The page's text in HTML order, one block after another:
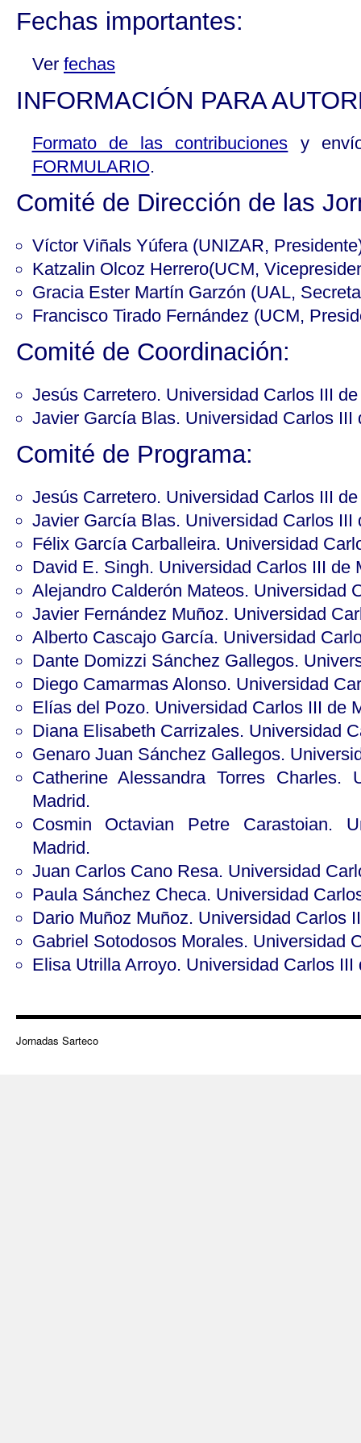
Fechas importantes:
Ver fechas
INFORMACIÓN PARA
Formato de las contribuciones y
FORMULARIO.
Comité de Dirección de las
Víctor Viñals Yúfera (UNIZAR,
Katzalin Olcoz Herrero(UCM,
Gracia Ester Martín Garzón (UAL,
Francisco Tirado Fernández (UCM,
Comité de Coordinación:
Jesús Carretero. Universidad Carlos III
Javier García Blas. Universidad Carlos III
Comité de Programa:
Jesús Carretero. Universidad Carlos III
Javier García Blas. Universidad Carlos III
Félix García Carballeira. Universidad
David E. Singh. Universidad Carlos III de
Alejandro Calderón Mateos. Universidad
Javier Fernández Muñoz. Universidad
Alberto Cascajo García. Universidad
Dante Domizzi Sánchez Gallegos.
Diego Camarmas Alonso. Universidad
Elías del Pozo. Universidad Carlos III de
Diana Elisabeth Carrizales. Universidad
Genaro Juan Sánchez Gallegos.
Catherine Alessandra Torres Charles.
Madrid.
Cosmin Octavian Petre Carastoian.
Madrid.
Juan Carlos Cano Resa. Universidad
Paula Sánchez Checa. Universidad
Dario Muñoz Muñoz. Universidad Carlos
Gabriel Sotodosos Morales. Universidad
Elisa Utrilla Arroyo. Universidad Carlos III
Jornadas Sarteco